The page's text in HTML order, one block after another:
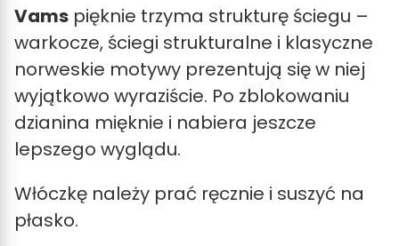
Vams pięknie trzyma strukturę ściegu –
warkocze, ściegi strukturalne i klasyczne
norweskie motywy prezentują się w niej
wyjątkowo wyraziście. Po zblokowaniu
dzianina mięknie i nabiera jeszcze
lepszego wyglądu.
Włóczkę należy prać ręcznie i suszyć na
płasko.